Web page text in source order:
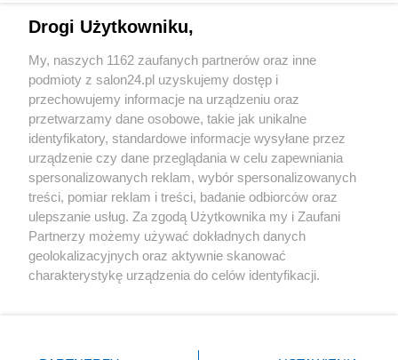
Sport
Społeczeństwo
Kultura
X Facebook Instagram Youtube
Drogi Użytkowniku,
My, naszych 1162 zaufanych partnerów oraz inne
podmioty z salon24.pl uzyskujemy dostęp i
przechowujemy informacje na urządzeniu oraz
przetwarzamy dane osobowe, takie jak unikalne
identyfikatory, standardowe informacje wysyłane przez
urządzenie czy dane przeglądania w celu zapewniania
spersonalizowanych reklam, wybór spersonalizowanych
treści, pomiar reklam i treści, badanie odbiorców oraz
ulepszanie usług. Za zgodą Użytkownika my i Zaufani
Partnerzy możemy używać dokładnych danych
geolokalizacyjnych oraz aktywnie skanować
charakterystykę urządzenia do celów identyfikacji.
zmienić/wycofać klikając przycisk ustawień prywatności